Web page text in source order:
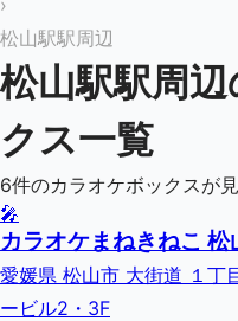
›
松山駅駅周辺
松山駅駅周
クス一覧
6件のカラオケボックスが
🎤
カラオケまねきねこ
愛媛県 松山市 大街道 １丁
ービル2・3F